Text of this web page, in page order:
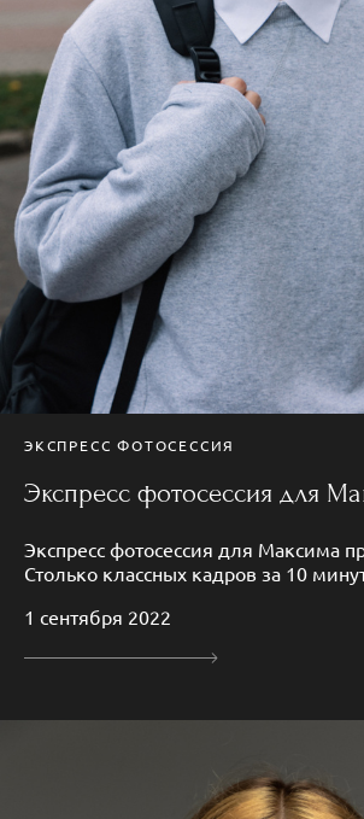
ЭКСПРЕСС ФОТОСЕССИЯ
Экспресс фотосессия для
Экспресс фотосессия для Максима
Столько классных кадров за 10
1 сентября 2022